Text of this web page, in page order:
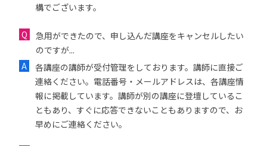
構でございます。
急用ができたので、申し込んだ講座をキャンセルしたい
のですが...
各講座の講師が受付管理をしております。講師に直接ご
連絡ください。電話番号・メールアドレスは、各講座情
報に掲載しています。講師が別の講座に登壇しているこ
ともあり、すぐに応答できないこともありますので、お
早めにご連絡ください。